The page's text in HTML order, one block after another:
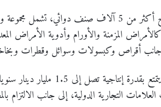
وقال إن الأردن ينتج أكثر من 5 آلاف صنف
المزمنة والأورام وأدوية الأمراض
جانب أقراص وكبسولات وسوائل وقطرات
وأضاف، إن القطاع يتمتع
التجارية الدولية، إلى جانب الالتزام